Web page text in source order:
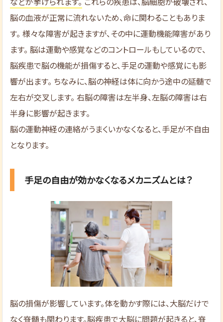
脳の血液が正常に流れないため、命に関わることもありま
す。 様々な障害が起きますが、その中に運動機能障害があり
ます。 脳は運動や感覚などのコントロールもしているので、
脳疾患で脳の機能が損傷すると、手足の運動や感覚にも影
響が出ます。 ちなみに、脳の神経は体に向かう途中の延髄で
左右が交叉します。 右脳の障害は左半身、左脳の障害は右
半身に影響が起きます。
脳の運動神経の連絡がうまくいかなくなると、手足が不自由
となります。
手足の自由が効かなくなるメカニズムとは？
脳の損傷が影響しています。体を動かす際には、大脳だけで
なく脊髄も関わります。脳疾患で大脳に問題が起きると、脊